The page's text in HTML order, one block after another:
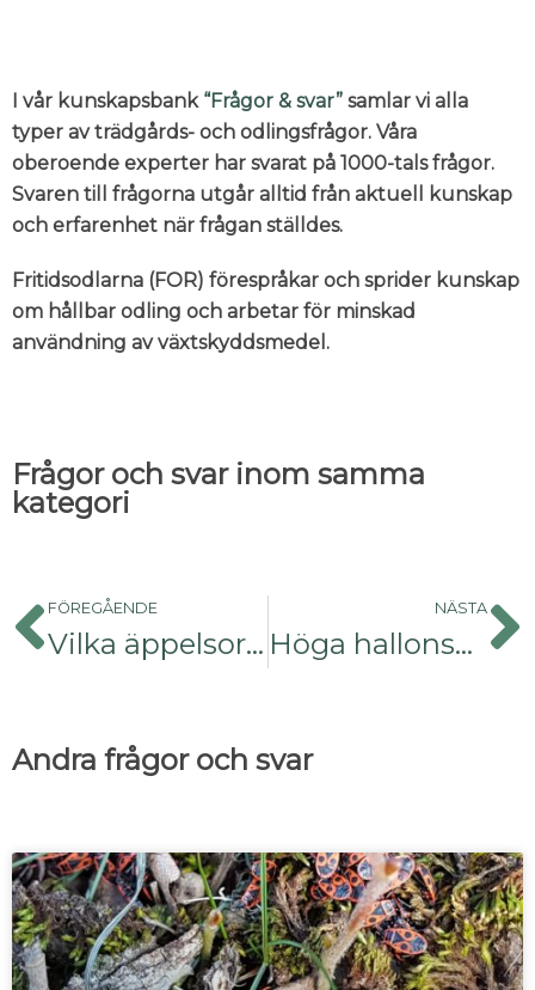
I vår kunskapsbank “Frågor & svar” samlar vi alla
typer av trädgårds- och odlingsfrågor. Våra
oberoende experter har svarat på 1000-tals frågor.
Svaren till frågorna utgår alltid från aktuell kunskap
och erfarenhet när frågan ställdes.
Fritidsodlarna (FOR) förespråkar och sprider kunskap
om hållbar odling och arbetar för minskad
användning av växtskyddsmedel.
Frågor och svar inom samma
kategori
FÖREGÅENDE
Vilka äppelsorter pollinerar varandra?
NÄSTA
Höga hallonsorter zon 5
Andra frågor och svar